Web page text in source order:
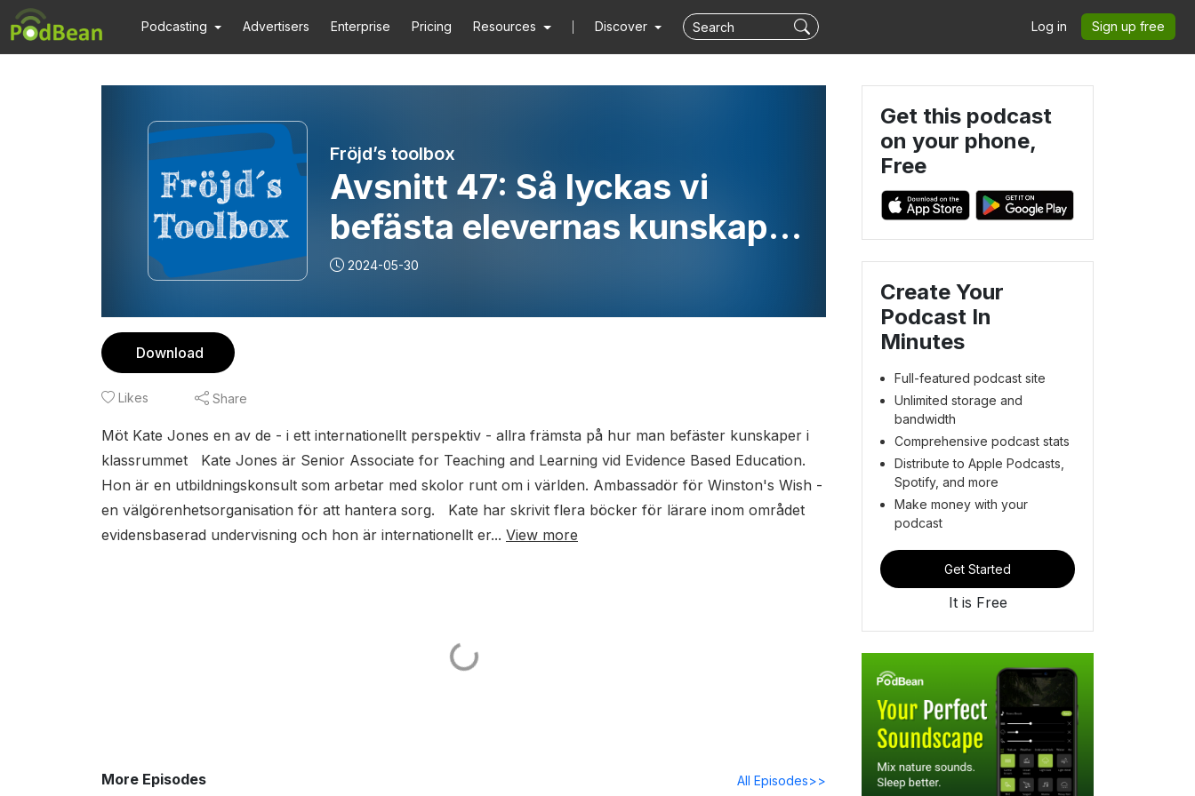
Podcasting Advertisers Enterprise Pricing Resources Discover Log in Sign up free
Fröjd’s toolbox
Avsnitt 47: Så lyckas vi
befästa elevernas kunskaper
i klassrummet - med Kate
Jones
2024-05-30
Download
Likes Share
Möt Kate Jones en av de - i ett internationellt perspektiv - allra främsta på hur man befäster kunskaper i
klassrummet Kate Jones är Senior Associate for Teaching and Learning vid Evidence Based Education.
Hon är en utbildningskonsult som arbetar med skolor runt om i världen. Ambassadör för Winston's Wish -
en välgörenhetsorganisation för att hantera sorg. Kate har skrivit flera böcker för lärare inom området
evidensbaserad undervisning och hon är internationellt er... View more
More Episodes All Episodes>>
Get this podcast
on your phone,
Free
Create Your
Podcast In
Minutes
Full-featured podcast site
Unlimited storage and
bandwidth
Comprehensive podcast stats
Distribute to Apple Podcasts,
Spotify, and more
Make money with your
podcast
Get Started
It is Free